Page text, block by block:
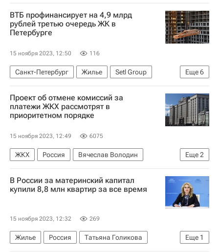
Екатеринбург
Цены Стройматериалы
ВТБ профинансирует на 4,9 млрд
рублей третью очередь ЖК в
Петербурге
15 ноября 2023, 12:50 116
Еще6
Санкт-Петербург Жилье
Setl Group
ВТБ (банк)
Петродворцовый район
Стрельна
Строительство
Девелоперы
Кредиты
Проект об отмене комиссий за
платежи ЖКХ рассмотрят в
приоритетном порядке
15 ноября 2023, 12:49 6075
Еще2
ЖКХ Россия
Вячеслав Володин
Владимир Путин
Госдума РФ
В России за материнский капитал
купили 8,8 млн квартир за все время
15 ноября 2023, 12:32 269
Еще 1
Жилье Россия
Татьяна Голикова